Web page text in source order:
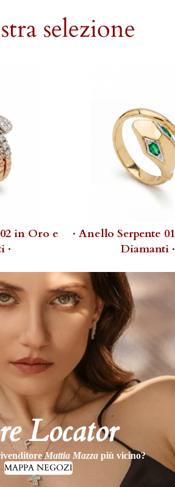
selezione
in Oro e
·
· Anello Serpente
Diamanti ·
Locator
Mattia Mazza più vicino?
MAPPA NEGOZI